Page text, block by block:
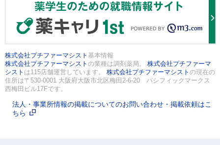
株式会社プチファーマシスト 基本情報
株式会社プチファーマシスト の業種は調剤薬局。 株式会社プチファーマ
シスト は115店舗運営しています。 株式会社プチファーマシスト の現在の
住所は〒530-0001 大阪府大阪市北区梅田2-6-20 パシフィックマークス
西梅田ビル17Fです。
法人・事業所情報の掲載についてのお問い合わせ・掲載依頼はこ
ちら